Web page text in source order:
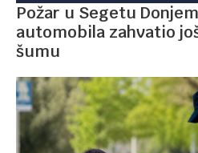
Požar u Segetu
automobila zahvatio
šumu